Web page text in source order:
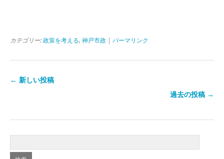
カテゴリー: 政策を考える, 神戸市政 パーマリンク
← 新しい投稿
過去の投稿 →